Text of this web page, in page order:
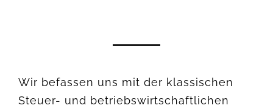
Wir befassen uns mit der klassischen
Steuer- und betriebswirtschaftlichen